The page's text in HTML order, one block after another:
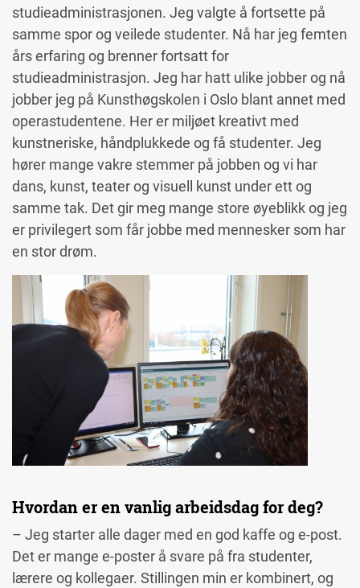
studieadministrasjonen. Jeg valgte å fortsette på
samme spor og veilede studenter. Nå har jeg femten
års erfaring og brenner fortsatt for
studieadministrasjon. Jeg har hatt ulike jobber og nå
jobber jeg på Kunsthøgskolen i Oslo blant annet med
operastudentene. Her er miljøet kreativt med
kunstneriske, håndplukkede og få studenter. Jeg
hører mange vakre stemmer på jobben og vi har
dans, kunst, teater og visuell kunst under ett og
samme tak. Det gir meg mange store øyeblikk og jeg
er privilegert som får jobbe med mennesker som har
en stor drøm.
Image
Hvordan er en vanlig arbeidsdag for deg?
– Jeg starter alle dager med en god kaffe og e-post.
Det er mange e-poster å svare på fra studenter,
lærere og kollegaer. Stillingen min er kombinert, og